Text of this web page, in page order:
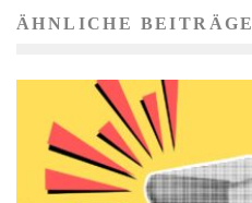
ÄHNLICHE BEITRÄGE